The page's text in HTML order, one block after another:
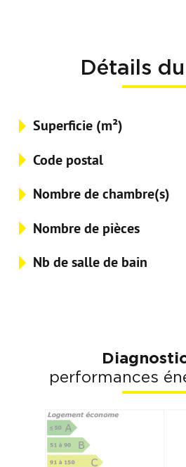
Détails
Superficie (m²)
Code postal
Nombre de chambre(s)
Nombre de pièces
Nb de salle de bain
performances